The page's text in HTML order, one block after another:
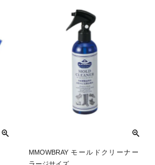
MMOWBRAY モールドクリーナー